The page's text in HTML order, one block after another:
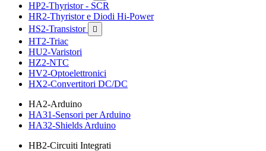
HP2-Thyristor - SCR
HR2-Thyristor e Diodi Hi-Power
HS2-Transistor

HT2-Triac
HU2-Varistori
HZ2-NTC
HV2-Optoelettronici
HX2-Convertitori DC/DC
HA2-Arduino
HA31-Sensori per Arduino
HA32-Shields Arduino
HB2-Circuiti Integrati